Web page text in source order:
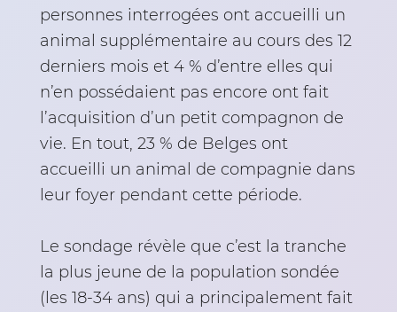
personnes interrogées ont accueilli un
animal supplémentaire au cours des 12
derniers mois et 4 % d’entre elles qui
n’en possédaient pas encore ont fait
l’acquisition d’un petit compagnon de
vie. En tout, 23 % de Belges ont
accueilli un animal de compagnie dans
leur foyer pendant cette période.
Le sondage révèle que c’est la tranche
la plus jeune de la population sondée
(les 18-34 ans) qui a principalement fait